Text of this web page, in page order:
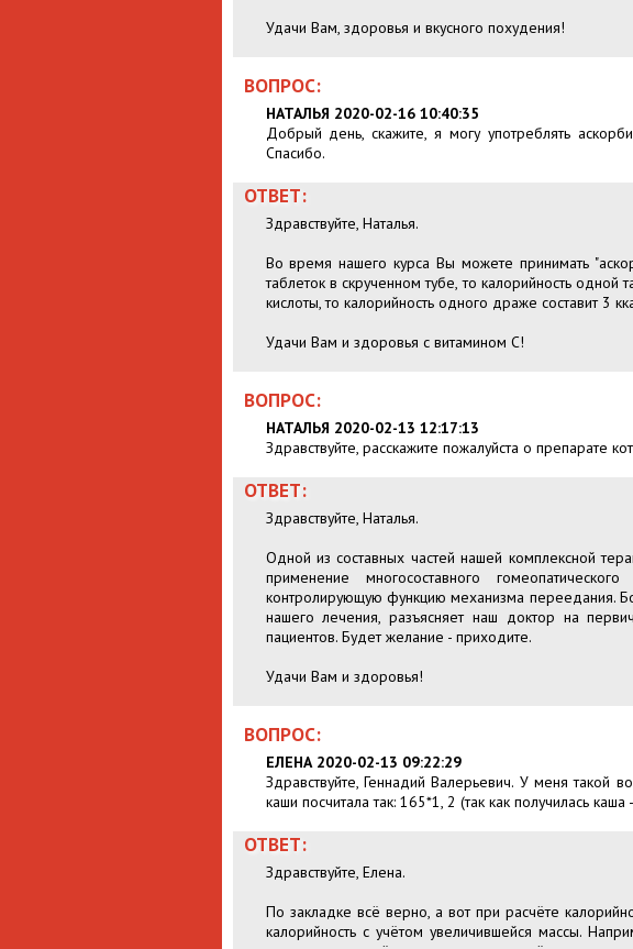
Удачи Вам, здоровья и вкусного похудения!
ВОПРОС:
НАТАЛЬЯ 2020-02-16 10:40:35
Добрый день, скажите, я могу употреблять
Спасибо.
ОТВЕТ:
Здравствуйте, Наталья.
Во время нашего курса Вы можете принимать
таблеток в скрученном тубе, то калорийность
кислоты, то калорийность одного драже составит 3
Удачи Вам и здоровья с витамином С!
ВОПРОС:
НАТАЛЬЯ 2020-02-13 12:17:13
Здравствуйте, расскажите пожалуйста о препарате
ОТВЕТ:
Здравствуйте, Наталья.
Одной из составных частей нашей комплексной
применение многосоставного
контролирующую функцию механизма переедания.
нашего лечения, разъясняет наш доктор на
пациентов. Будет желание - приходите.
Удачи Вам и здоровья!
ВОПРОС:
ЕЛЕНА 2020-02-13 09:22:29
Здравствуйте, Геннадий Валерьевич. У меня такой
каши посчитала так: 165*1, 2 (так как получилась каша -
ОТВЕТ:
Здравствуйте, Елена.
По закладке всё верно, а вот при расчёте
калорийность с учётом увеличившейся массы.